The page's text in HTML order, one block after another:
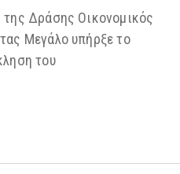
Δράσης Οικονομικός
Μεγάλο υπήρξε το
του